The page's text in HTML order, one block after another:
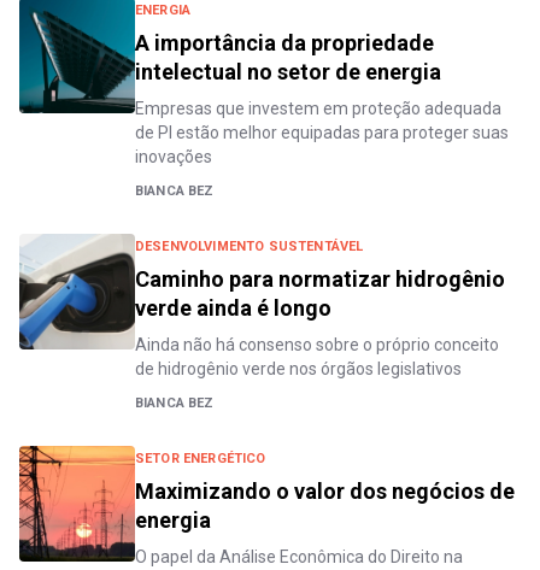
ENERGIA
A importância da propriedade
intelectual no setor de energia
Empresas que investem em proteção adequada
de PI estão melhor equipadas para proteger suas
inovações
BIANCA BEZ
DESENVOLVIMENTO SUSTENTÁVEL
Caminho para normatizar hidrogênio
verde ainda é longo
Ainda não há consenso sobre o próprio conceito
de hidrogênio verde nos órgãos legislativos
BIANCA BEZ
SETOR ENERGÉTICO
Maximizando o valor dos negócios de
energia
O papel da Análise Econômica do Direito na